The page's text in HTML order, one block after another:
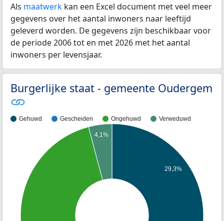
Als maatwerk kan een Excel document met veel meer
gegevens over het aantal inwoners naar leeftijd
geleverd worden. De gegevens zijn beschikbaar voor
de periode 2006 tot en met 2026 met het aantal
inwoners per levensjaar.
Burgerlijke staat - gemeente Oudergem
Gehuwd Gescheiden Ongehuwd Verweduwd
29,3%
4,1%